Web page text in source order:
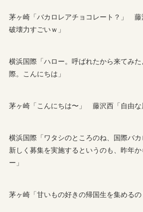
茅ヶ崎「バカロレアチョコレート？」
破壊力すごいｗ」
横浜国際「ハロー。呼ばれたから来てみ
際。こんにちは」
茅ヶ崎「こんにちは〜」 藤沢西「自由な
横浜国際「ワタシのところのね、国際バ
新しく募集を実施するというのも、昨年
ー」
茅ヶ崎「甘いもの好きの帰国生を集めるの